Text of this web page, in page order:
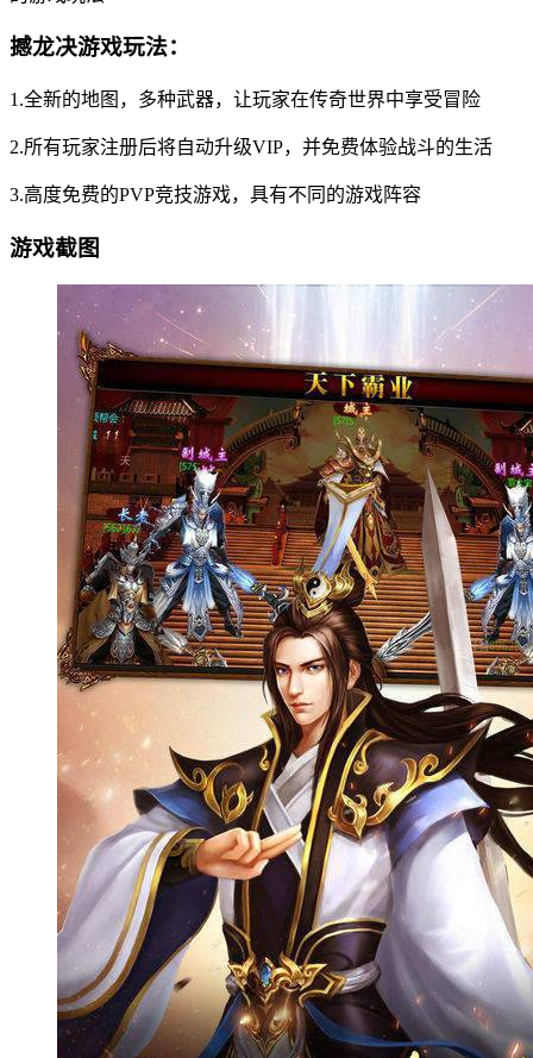
撼龙决游戏玩法：
1.全新的地图，多种武器，让玩家在传奇世界中享受冒险
2.所有玩家注册后将自动升级VIP，并免费体验战斗的生活
3.高度免费的PVP竞技游戏，具有不同的游戏阵容
游戏截图